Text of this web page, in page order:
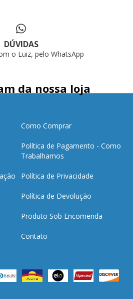
DÚVIDAS
o Luiz, pelo WhatsApp
da nossa loja
Como Comprar
Política de Pagamento - Como
Trabalhamos
Política de Privacidade
Política de Devolução
Produto Sob Encomenda
Contato